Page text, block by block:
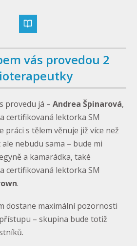
vás provedou 2
provedu já – Andrea Špinarová,
certifikovaná lektorka SM
práci s tělem věnuje již více než
nebudu sama – bude mi
a kamarádka, také
certifikovaná lektorka SM
.
dostane maximální pozornosti
– skupina bude totiž